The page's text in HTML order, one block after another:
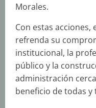
Morales.
Con estas acciones,
refrenda su
institucional, la
público y la
administración
beneficio de todas y